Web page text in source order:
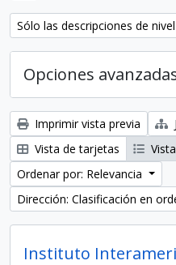
Eliminar filtro:
Sólo las descripciones de
Opciones
Imprimir vista previa
Vista de tarjetas
Ordenar por: Relevancia
Dirección: Clasificación en